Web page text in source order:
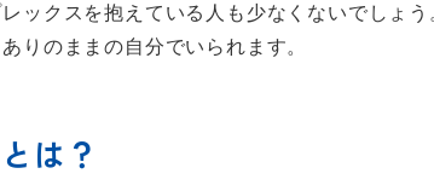
ックスを抱えている人も少なくないでしょ
りのままの自分でいられます。
は？